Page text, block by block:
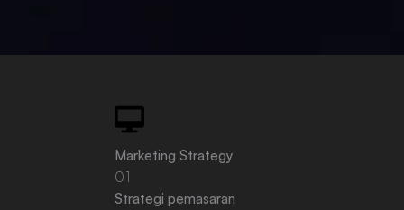
Marketing Strategy
01
Strategi pemasaran